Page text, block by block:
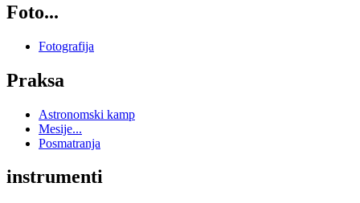
Foto...
Fotografija
Praksa
Astronomski kamp
Mesije...
Posmatranja
instrumenti